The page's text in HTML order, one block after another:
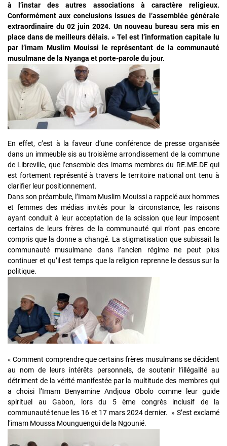
à l’instar des autres associations à caractère religieux.
Conformément aux conclusions issues de l’assemblée générale
extraordinaire du 02 juin 2024. Un nouveau bureau sera mis en
place dans de meilleurs délais. » Tel est l’information capitale lu
par l’imam Muslim Mouissi le représentant de la communauté
musulmane de la Nyanga et porte-parole du jour.
En effet, c’est à la faveur d’une conférence de presse organisée
dans un immeuble sis au troisième arrondissement de la commune
de Libreville, que l’ensemble des imams membres du RE.ME.DE qui
est fortement représenté à travers le territoire national ont tenu à
clarifier leur positionnement.
Dans son préambule, l’Imam Muslim Mouissi a rappelé aux hommes
et femmes des médias invités pour la circonstance, les raisons
ayant conduit à leur acceptation de la scission que leur imposent
certains de leurs frères de la communauté qui n’ont pas encore
compris que la donne a changé. La stigmatisation que subissait la
communauté musulmane dans l’ancien régime ne peut plus
continuer et qu’il est temps que la religion reprenne le dessus sur la
politique.
« Comment comprendre que certains frères musulmans se décident
au nom de leurs intérêts personnels, de soutenir l’illégalité au
détriment de la vérité manifestée par la multitude des membres qui
a choisi l’Imam Benyamine Andjoua Obolo comme leur guide
spirituel au Gabon, lors du 5 ème congrès inclusif de la
communauté tenue les 16 et 17 mars 2024 dernier. » S’est exclamé
l’imam Moussa Mounguengui de la Ngounié.